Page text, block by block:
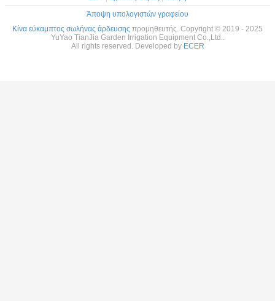
Άποψη υπολογιστών γραφείου
Κίνα εύκαμπτος σωλήνας άρδευσης προμηθευτής. Copyright © 2019 - 2025
YuYao TianJia Garden Irrigation Equipment Co.,Ltd..
All rights reserved. Developed by ECER